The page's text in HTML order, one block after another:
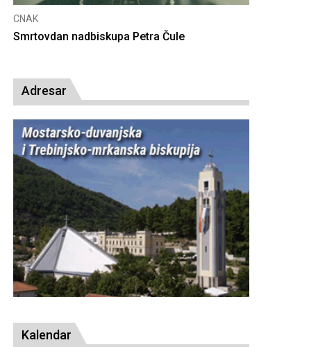
CNAK
Deseta obljetnica poništenja komunističke
Adresar
Kalendar